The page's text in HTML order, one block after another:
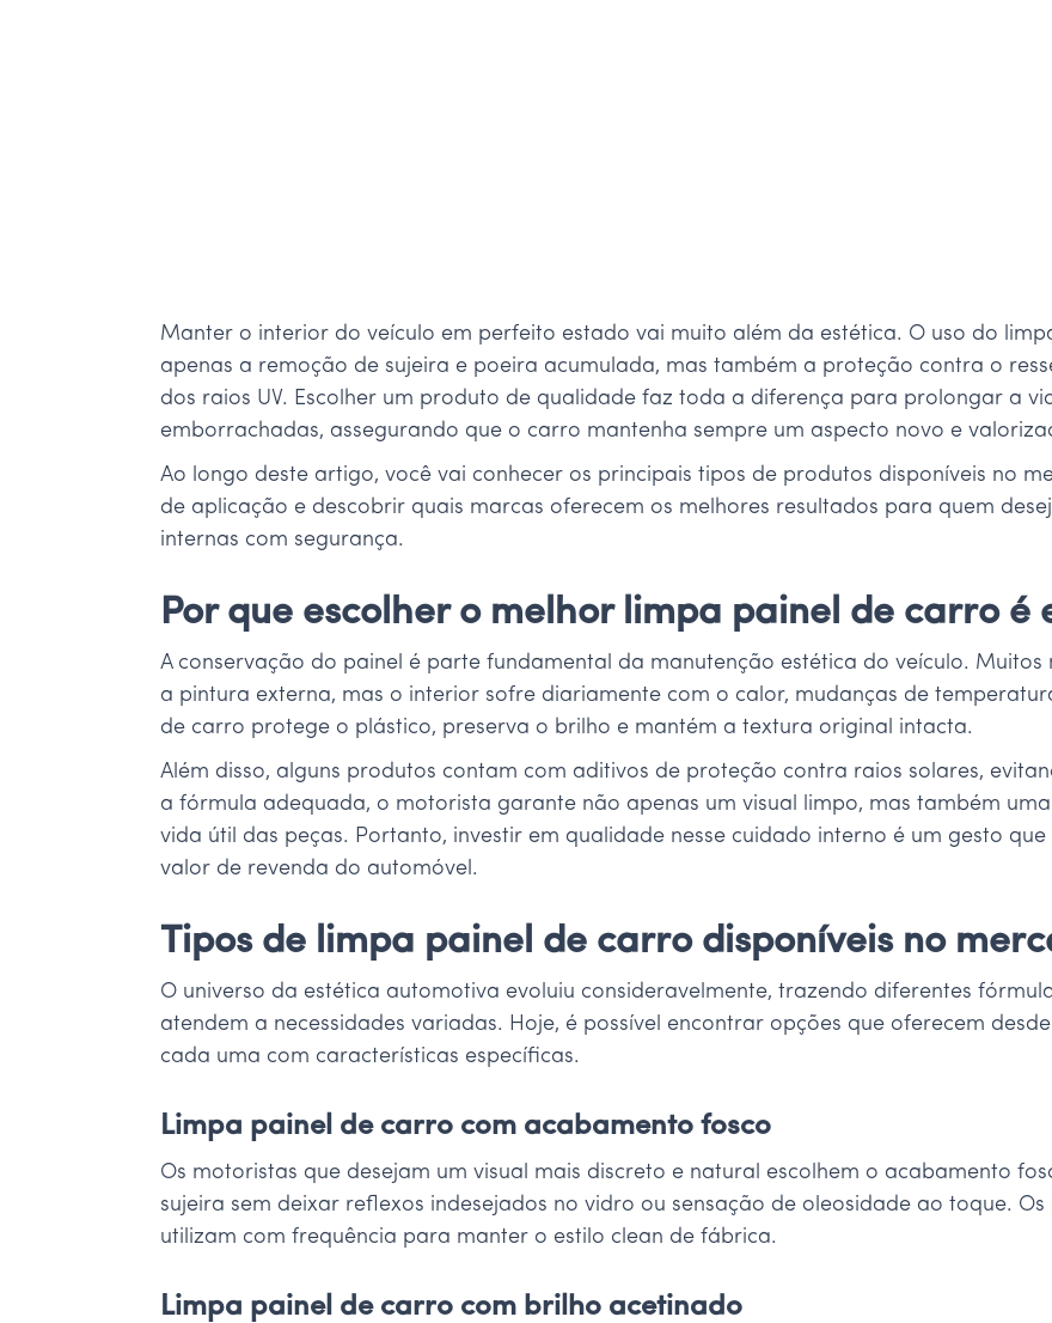
Manter o interior do veículo em perfeito estado vai muito além da estética. O uso do
apenas a remoção de sujeira e poeira acumulada, mas também a proteção contra o
dos raios UV. Escolher um produto de qualidade faz toda a diferença para prolongar a
emborrachadas, assegurando que o carro mantenha sempre um aspecto novo e
Ao longo deste artigo, você vai conhecer os principais tipos de produtos disponíveis no
de aplicação e descobrir quais marcas oferecem os melhores resultados para quem
internas com segurança.
Por que escolher o melhor limpa painel de carro é
A conservação do painel é parte fundamental da manutenção estética do veículo.
a pintura externa, mas o interior sofre diariamente com o calor, mudanças de
de carro protege o plástico, preserva o brilho e mantém a textura original intacta.
Além disso, alguns produtos contam com aditivos de proteção contra raios solares,
a fórmula adequada, o motorista garante não apenas um visual limpo, mas também
vida útil das peças. Portanto, investir em qualidade nesse cuidado interno é um gesto
valor de revenda do automóvel.
Tipos de limpa painel de carro disponíveis no
O universo da estética automotiva evoluiu consideravelmente, trazendo diferentes
atendem a necessidades variadas. Hoje, é possível encontrar opções que oferecem
cada uma com características específicas.
Limpa painel de carro com acabamento fosco
Os motoristas que desejam um visual mais discreto e natural escolhem o acabamento
sujeira sem deixar reflexos indesejados no vidro ou sensação de oleosidade ao toque.
utilizam com frequência para manter o estilo clean de fábrica.
Limpa painel de carro com brilho acetinado